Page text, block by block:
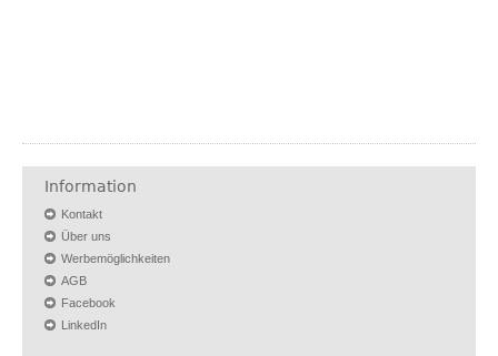
Information
Kontakt
Über uns
Werbemöglichkeiten
AGB
Facebook
LinkedIn